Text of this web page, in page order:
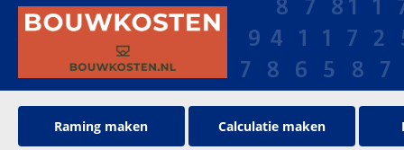
Raming maken Calculatie maken